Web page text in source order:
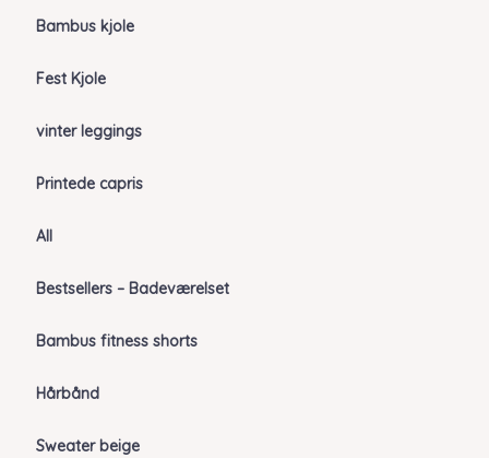
Bambus kjole
Fest Kjole
vinter leggings
Printede capris
All
Bestsellers – Badeværelset
Bambus fitness shorts
Hårbånd
Sweater beige